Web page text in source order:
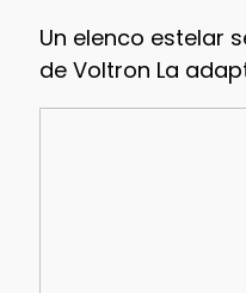
Un elenco estelar
de Voltron La